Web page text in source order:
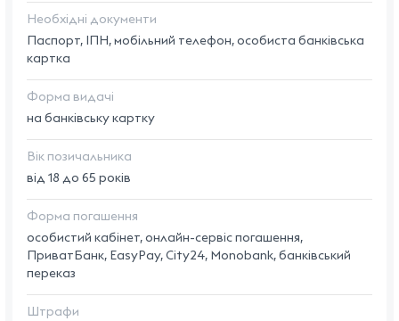
Необхідні документи
Паспорт, ІПН, мобільний телефон, особиста банківська
картка
Форма видачі
на банківську картку
Вік позичальника
від 18 до 65 років
Форма погашення
особистий кабінет, онлайн-сервіс погашення,
ПриватБанк, EasyPay, City24, Monobank, банківський
переказ
Штрафи